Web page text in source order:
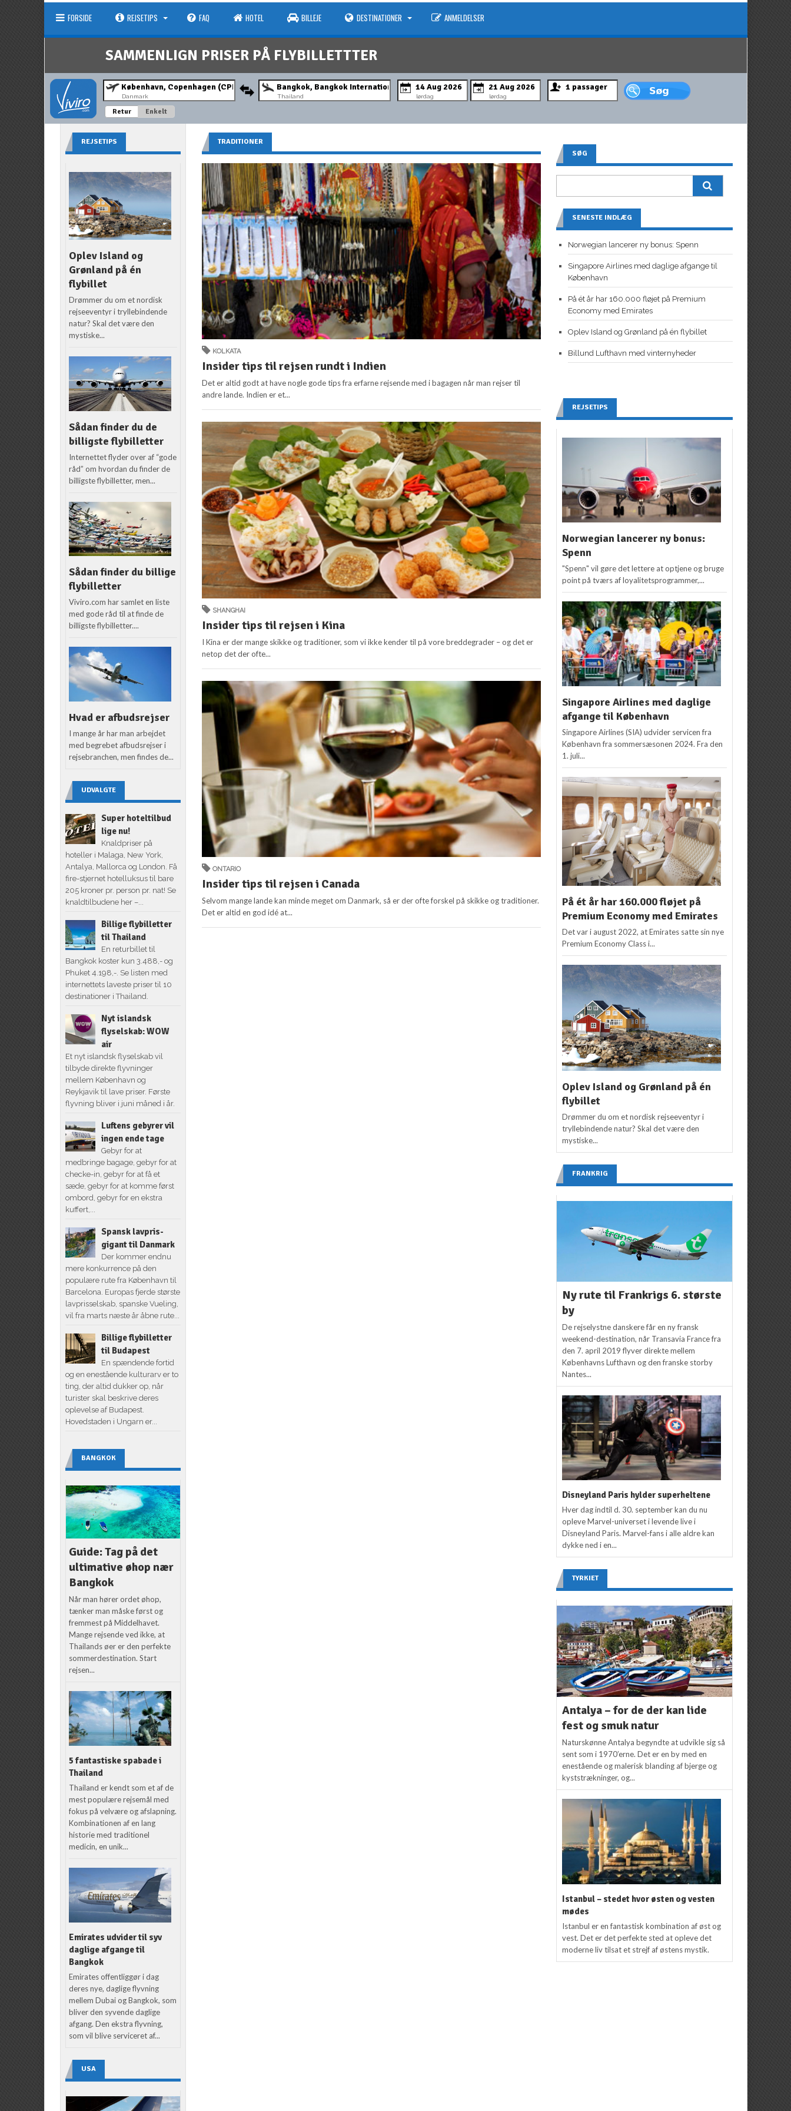
FORSIDE REJSETIPS FAQ HOTEL BILLEJE DESTINATIONER ANMELDELSER
SAMMENLIGN PRISER PÅ FLYBILLETTTER
Danmark Thailand lørdag lørdag
Retur Enkelt
TRADITIONER
KOLKATA
Insider tips til rejsen rundt i Indien
Det er altid godt at have nogle gode tips fra erfarne rejsende med i bagagen når man rejser til
andre lande. Indien er et...
SHANGHAI
Insider tips til rejsen i Kina
I Kina er der mange skikke og traditioner, som vi ikke kender til på vore breddegrader – og det er
netop det der ofte...
ONTARIO
Insider tips til rejsen i Canada
Selvom mange lande kan minde meget om Danmark, så er der ofte forskel på skikke og traditioner.
Det er altid en god idé at...
REJSETIPS
Oplev Island og
Grønland på én
flybillet
Drømmer du om et nordisk
rejseeventyr i tryllebindende
natur? Skal det være den
mystiske...
Sådan finder du de
billigste flybilletter
Internettet flyder over af “gode
råd” om hvordan du finder de
billigste flybilletter, men...
Sådan finder du billige
flybilletter
Viviro.com har samlet en liste
med gode råd til at finde de
billigste flybilletter....
Hvad er afbudsrejser
I mange år har man arbejdet
med begrebet afbudsrejser i
rejsebranchen, men findes de...
UDVALGTE
Super hoteltilbud
lige nu!
Knaldpriser på
hoteller i Malaga, New York,
Antalya, Mallorca og London. Få
fire-stjernet hotelluksus til bare
205 kroner pr. person pr. nat! Se
knaldtilbudene her –...
Billige flybilletter
til Thailand
En returbillet til
Bangkok koster kun 3.488,- og
Phuket 4.198,-. Se listen med
internettets laveste priser til 10
destinationer i Thailand.
Nyt islandsk
flyselskab: WOW
air
Et nyt islandsk flyselskab vil
tilbyde direkte flyvninger
mellem København og
Reykjavik til lave priser. Første
flyvning bliver i juni måned i år.
Luftens gebyrer vil
ingen ende tage
Gebyr for at
medbringe bagage, gebyr for at
checke-in, gebyr for at få et
sæde, gebyr for at komme først
ombord, gebyr for en ekstra
kuffert,...
Spansk lavpris-
gigant til Danmark
Der kommer endnu
mere konkurrence på den
populære rute fra København til
Barcelona. Europas fjerde største
lavprisselskab, spanske Vueling,
vil fra marts næste år åbne rute...
Billige flybilletter
til Budapest
En spændende fortid
og en enestående kulturarv er to
ting, der altid dukker op, når
turister skal beskrive deres
oplevelse af Budapest.
Hovedstaden i Ungarn er...
BANGKOK
Guide: Tag på det
ultimative øhop nær
Bangkok
Når man hører ordet øhop,
tænker man måske først og
fremmest på Middelhavet.
Mange rejsende ved ikke, at
Thailands øer er den perfekte
sommerdestination. Start
rejsen...
5 fantastiske spabade i
Thailand
Thailand er kendt som et af de
mest populære rejsemål med
fokus på velvære og afslapning.
Kombinationen af en lang
historie med traditionel
medicin, en unik...
Emirates udvider til syv
daglige afgange til
Bangkok
Emirates offentliggør i dag
deres nye, daglige flyvning
mellem Dubai og Bangkok, som
bliver den syvende daglige
afgang. Den ekstra flyvning,
som vil blive serviceret af...
USA
SØG
SENESTE INDLÆG
Norwegian lancerer ny bonus: Spenn
Singapore Airlines med daglige afgange til
København
På ét år har 160.000 fløjet på Premium
Economy med Emirates
Oplev Island og Grønland på én flybillet
Billund Lufthavn med vinternyheder
REJSETIPS
Norwegian lancerer ny bonus:
Spenn
"Spenn" vil gøre det lettere at optjene og bruge
point på tværs af loyalitetsprogrammer,...
Singapore Airlines med daglige
afgange til København
Singapore Airlines (SIA) udvider servicen fra
København fra sommersæsonen 2024. Fra den
1. juli...
På ét år har 160.000 fløjet på
Premium Economy med Emirates
Det var i august 2022, at Emirates satte sin nye
Premium Economy Class i...
Oplev Island og Grønland på én
flybillet
Drømmer du om et nordisk rejseeventyr i
tryllebindende natur? Skal det være den
mystiske...
FRANKRIG
Ny rute til Frankrigs 6. største
by
De rejselystne danskere får en ny fransk
weekend-destination, når Transavia France fra
den 7. april 2019 flyver direkte mellem
Københavns Lufthavn og den franske storby
Nantes...
Disneyland Paris hylder superheltene
Hver dag indtil d. 30. september kan du nu
opleve Marvel-universet i levende live i
Disneyland Paris. Marvel-fans i alle aldre kan
dykke ned i en...
TYRKIET
Antalya – for de der kan lide
fest og smuk natur
Naturskønne Antalya begyndte at udvikle sig så
sent som i 1970’erne. Det er en by med en
enestående og malerisk blanding af bjerge og
kyststrækninger, og...
Istanbul – stedet hvor østen og vesten
mødes
Istanbul er en fantastisk kombination af øst og
vest. Det er det perfekte sted at opleve det
moderne liv tilsat et strejf af østens mystik.